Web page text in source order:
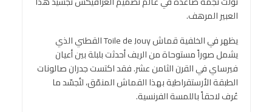
العبير المرهف.
يظهر في الخلفية قماش Toile de Jouy القطني الذي
يشمل صوراً مستوحاة من الريف أحدثت بلبلة بين أعيان
فيرساي في القرن الثامن عشر. فقد اكتست جدران صالونات
الطبقة الأرستقراطية بهذا القماش المنمّق، لتُجسّد ما
عُرف لاحقاً باللمسة الفرنسية.